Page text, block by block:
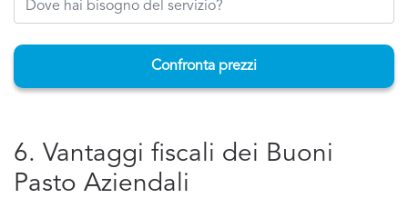
Confronta prezzi
6. Vantaggi fiscali dei Buoni
Pasto Aziendali